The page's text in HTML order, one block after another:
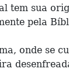
tem sua
pela
onde se